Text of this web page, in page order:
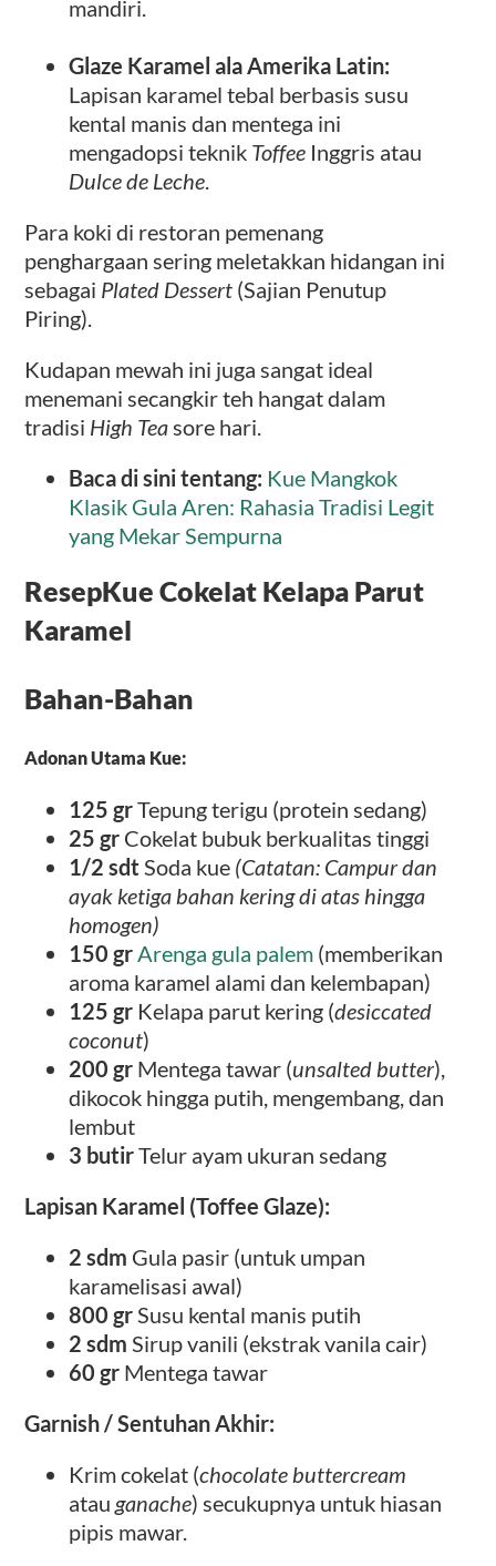
mandiri.
Glaze Karamel ala Amerika Latin:
Lapisan karamel tebal berbasis susu
kental manis dan mentega ini
mengadopsi teknik Toffee Inggris atau
Dulce de Leche.
Para koki di restoran pemenang
penghargaan sering meletakkan hidangan ini
sebagai Plated Dessert (Sajian Penutup
Piring).
Kudapan mewah ini juga sangat ideal
menemani secangkir teh hangat dalam
tradisi High Teasore hari.
Baca di sini tentang: Kue Mangkok
Klasik Gula Aren: Rahasia Tradisi Legit
yang Mekar Sempurna
ResepKue Cokelat Kelapa Parut
Karamel
Bahan-Bahan
Adonan Utama Kue:
125 grTepung terigu (protein sedang)
25 gr Cokelat bubuk berkualitas tinggi
1/2 sdt Soda kue (Catatan: Campur dan
ayak ketiga bahan kering di atas hingga
homogen)
150 gr Arenga gula palem (memberikan
aroma karamel alami dan kelembapan)
125 gr Kelapa parut kering (desiccated
coconut)
200 gr Mentega tawar (unsalted butter),
dikocok hingga putih, mengembang, dan
lembut
3 butirTelur ayam ukuran sedang
Lapisan Karamel (Toffee Glaze):
2 sdm Gula pasir (untuk umpan
karamelisasi awal)
800 gr Susu kental manis putih
2 sdm Sirup vanili (ekstrak vanila cair)
60 gr Mentega tawar
Garnish / Sentuhan Akhir:
Krim cokelat (chocolate buttercream
atau ganache) secukupnya untuk hiasan
pipis mawar.